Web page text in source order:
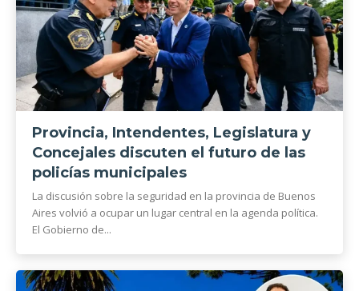
Provincia, Intendentes, Legislatura y
Concejales discuten el futuro de las
policías municipales
La discusión sobre la seguridad en la provincia de Buenos
Aires volvió a ocupar un lugar central en la agenda política.
El Gobierno de...